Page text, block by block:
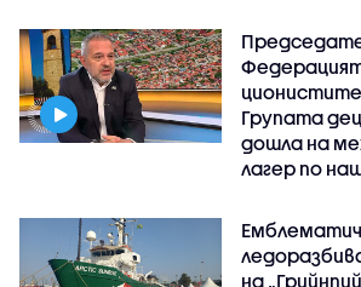
ционистите
Групата
дошла на
лагер по
на